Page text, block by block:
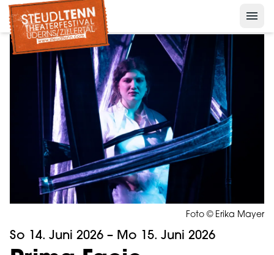
menu
Nelson der Pinguin
Presse
Archivkeyboard_arrow_down
Foto © Erika Mayer
So 14. Juni 2026 – Mo 15. Juni 2026